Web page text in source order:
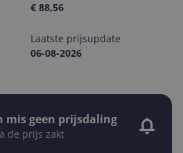
€ 88,56
Laatste prijsupdate
06-08-2026
mis geen prijsdaling
de prijs zakt